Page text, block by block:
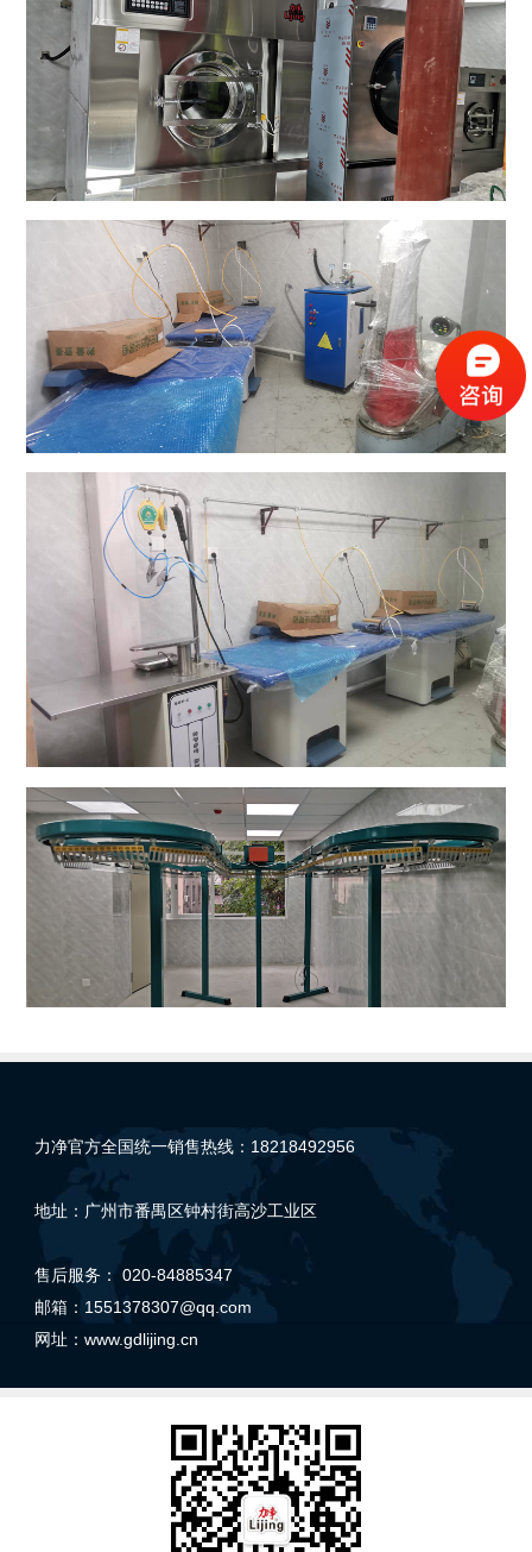
力净官方全国统一销售热线：18218492956
地址：广州市番禺区钟村街高沙工业区
售后服务： 020-84885347
邮箱：1551378307@qq.com
网址： www.gdlijing.cn